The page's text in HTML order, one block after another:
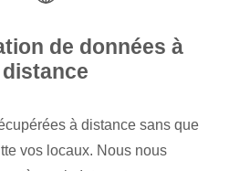
de données à
distance
à distance sans que
vos locaux. Nous nous